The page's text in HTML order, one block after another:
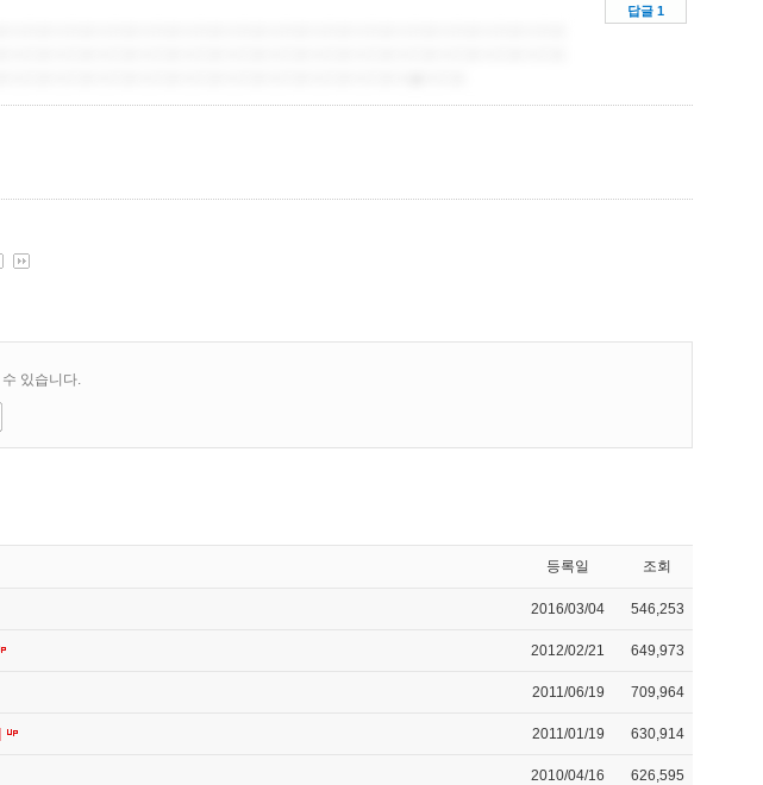
등록일 조회
2016/03/04 546,253
2012/02/21 649,973
2011/06/19 709,964
2011/01/19 630,914
2010/04/16 626,595